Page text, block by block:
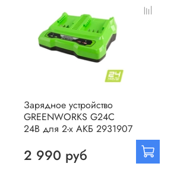
Зарядное устройство
GREENWORKS G24С
24В для 2-х АКБ 2931907
2 990 руб